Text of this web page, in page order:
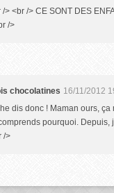
<br /> CE SONT DES
/>
chocolatines 16/11/2012
dis donc ! Maman ours, ça
pourquoi.
/>